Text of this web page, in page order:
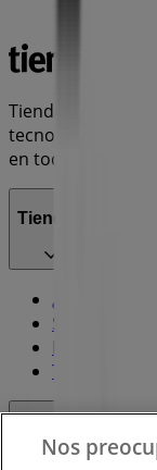
Tiendeo forma
tecnológica que
en todo el mundo.
Tiendeo
¿Qué
Soluciones
Noticias y
Trabaja con
Nos